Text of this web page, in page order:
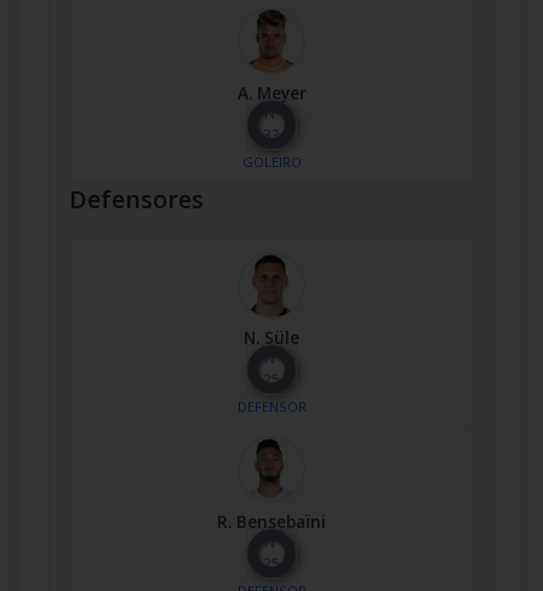
A. Meyer
Nº
33
GOLEIRO
Defensores
N. Süle
Nº
25
DEFENSOR
R. Bensebaïni
Nº
25